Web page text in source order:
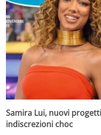
Samira Lui, nuovi
indiscrezioni choc